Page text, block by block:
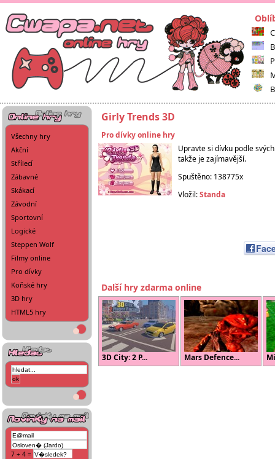
Všechny hry
Akční
Střílecí
Zábavné
Skákací
Závodní
Sportovní
Logické
Steppen Wolf
Filmy online
Pro dívky
Koňské hry
3D hry
HTML5 hry
7 + 4 =
Girly Trends 3D
Pro dívky online hry
Upravte si dívku podle
takže je zajímavější.
Spuštěno: 138775x
Vložil:Standa
Další hry zdarma online
3D City: 2 P... Mars Defence...